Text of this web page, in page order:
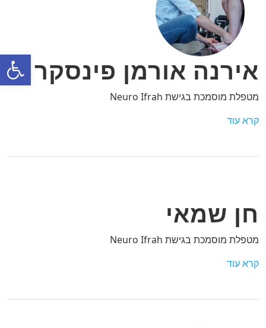
אירנה אורמן פינסקר
מטפלת מוסמכת בגישת Neuro Ifrah
קרא עוד
חן שמאי
מטפלת מוסמכת בגישת Neuro Ifrah
קרא עוד